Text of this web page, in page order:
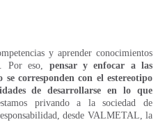
y aprender conocimientos
Por eso, pensar y enfocar a las
se corresponden con el estereotipo
de desarrollarse en lo que
privando a la sociedad de
desde VALMETAL, la